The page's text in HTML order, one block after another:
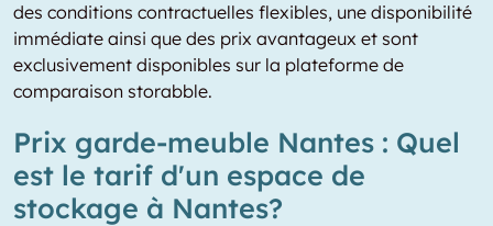
des conditions contractuelles flexibles, une disponibilité
immédiate ainsi que des prix avantageux et sont
exclusivement disponibles sur la plateforme de
comparaison storabble.
Prix garde-meuble Nantes : Quel
est le tarif d'un espace de
stockage à Nantes?